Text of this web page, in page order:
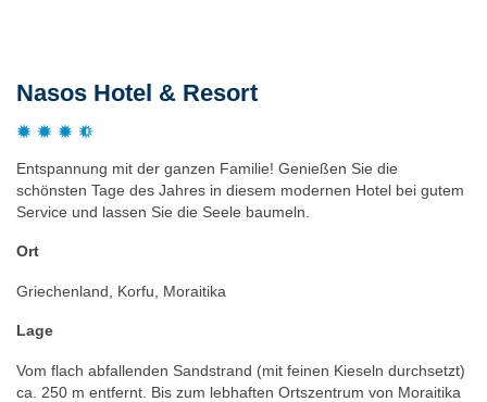
Nasos Hotel & Resort
Entspannung mit der ganzen Familie! Genießen Sie die
schönsten Tage des Jahres in diesem modernen Hotel bei gutem
Service und lassen Sie die Seele baumeln.
Ort
Griechenland, Korfu, Moraitika
Lage
Vom flach abfallenden Sandstrand (mit feinen Kieseln durchsetzt)
ca. 250 m entfernt. Bis zum lebhaften Ortszentrum von Moraitika